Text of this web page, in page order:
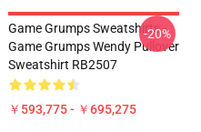
Game Grumps Sweatshirts -
Game Grumps Wendy Pullover
Sweatshirt RB2507
￥593,775 - ￥695,275
-20%